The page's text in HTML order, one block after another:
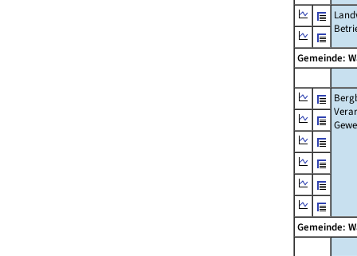
Gemeinde:
Gemeinde: